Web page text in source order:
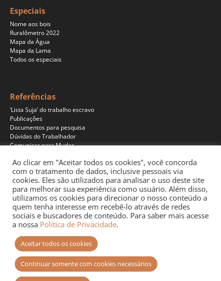
Especiais
Nome aos bois
Ruralômetro 2022
Mapa da Água
Mapa da Lama
Todos os especiais
Referências
‘Lista Suja’ do trabalho escravo
Publicações
Documentos para pesquisa
Dúvidas do Trabalhador
Comunicar para Mudar
Programas
Jornalismo
Pesquisa
Educação
Documentários
Ao clicar em "Aceitar todos os cookies", você concorda
com o tratamento de dados, inclusive pessoais via
cookies. Eles são utilizados para analisar o uso deste site
para melhorar sua experiência como usuário. Além disso,
utilizamos os cookies para direcionar o nosso conteúdo a
quem tenha interesse em recebê-lo através de redes
sociais e buscadores de conteúdo. Para saber mais acesse
a nossa Política de Privacidade.
Aceitar todos os cookies
Continuar somente com cookies necessários